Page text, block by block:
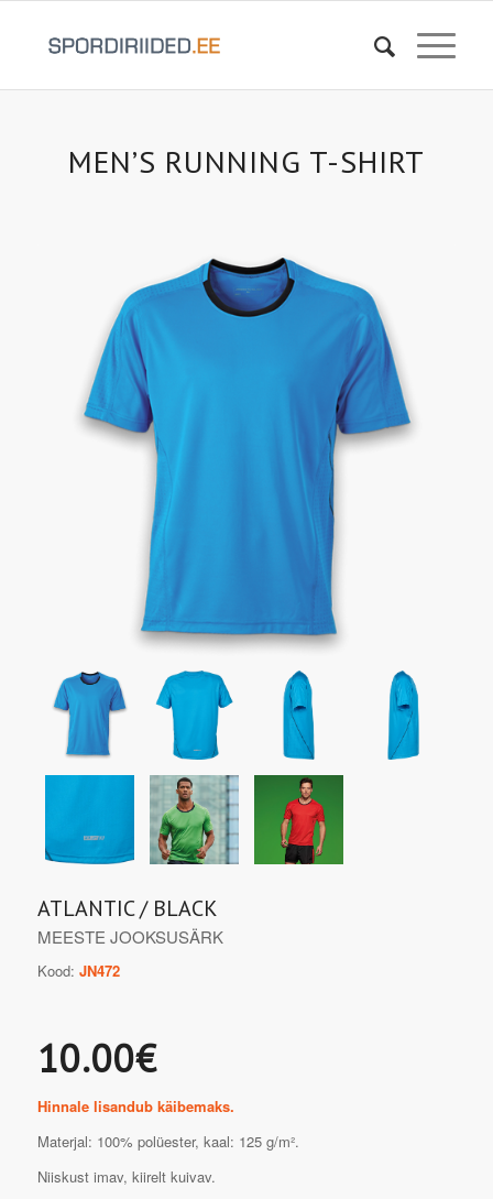
MEN’S RUNNING T-SHIRT
ATLANTIC / BLACK
MEESTE JOOKSUSÄRK
Kood: JN472
10.00€
Hinnale lisandub käibemaks.
Materjal: 100% polüester, kaal: 125 g/m².
Niiskust imav, kiirelt kuivav.